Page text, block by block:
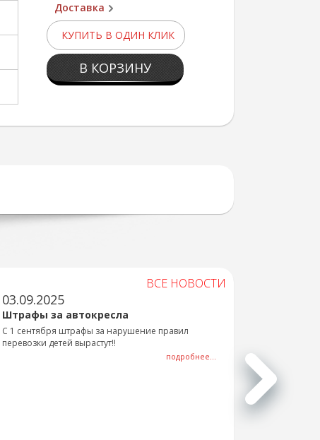
Доставка
КУПИТЬ В ОДИН КЛИК
В КОРЗИНУ
ВСЕ НОВОСТИ
03.09.2025
Штрафы за автокресла
С 1 сентября штрафы за нарушение правил
перевозки детей вырастут!!
подробнее...